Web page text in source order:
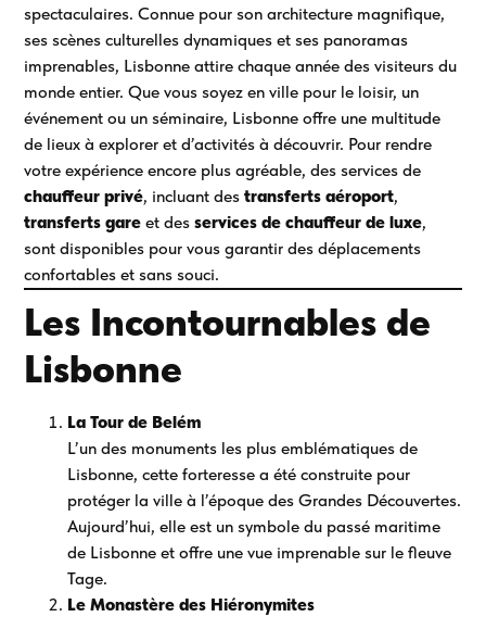
spectaculaires. Connue pour son architecture magnifique,
ses scènes culturelles dynamiques et ses panoramas
imprenables, Lisbonne attire chaque année des visiteurs du
monde entier. Que vous soyez en ville pour le loisir, un
événement ou un séminaire, Lisbonne offre une multitude
de lieux à explorer et d’activités à découvrir. Pour rendre
votre expérience encore plus agréable, des services de
chauffeur privé, incluant destransferts aéroport,
transferts gare et desservices de chauffeur de luxe,
sont disponibles pour vous garantir des déplacements
confortables et sans souci.
Les Incontournables de
Lisbonne
La Tour de Belém
L’un des monuments les plus emblématiques de
Lisbonne, cette forteresse a été construite pour
protéger la ville à l’époque des Grandes Découvertes.
Aujourd’hui, elle est un symbole du passé maritime
de Lisbonne et offre une vue imprenable sur le fleuve
Tage.
Le Monastère des Hiéronymites